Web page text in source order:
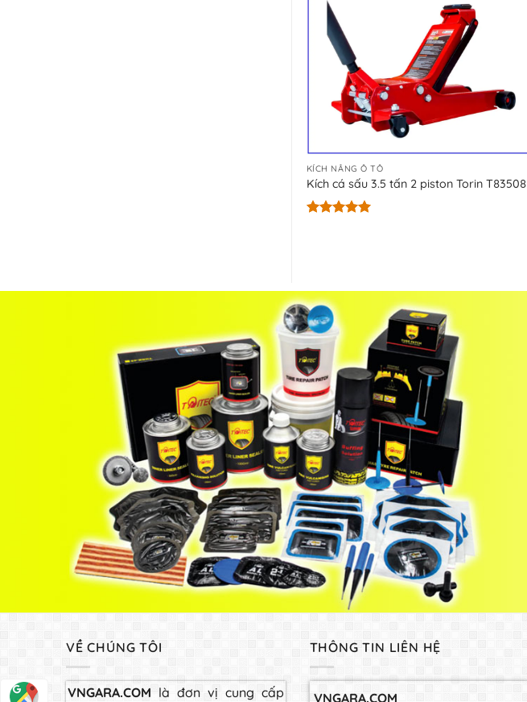
KÍCH NÂNG Ô TÔ
Kích cá sấu 3.5 tấn 2 piston Torin T83508
VỀ CHÚNG TÔI
VNGARA.COM là đơn vị cung cấp
THÔNG TIN LIÊN HỆ
VNGARA.COM